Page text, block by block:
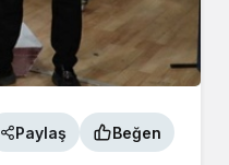
Paylaş Beğen